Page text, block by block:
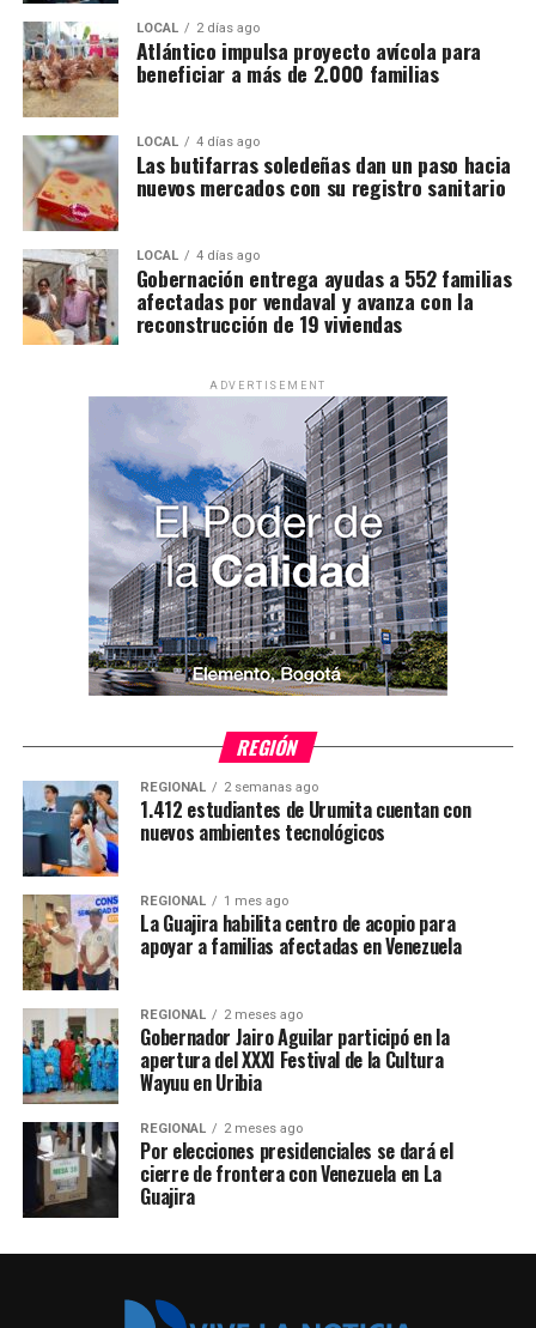
LOCAL 2 días ago
Atlántico impulsa proyecto avícola para
beneficiar a más de 2.000 familias
LOCAL 4 días ago
Las butifarras soledeñas dan un paso hacia
nuevos mercados con su registro sanitario
LOCAL 4 días ago
Gobernación entrega ayudas a 552 familias
afectadas por vendaval y avanza con la
reconstrucción de 19 viviendas
ADVERTISEMENT
REGIÓN
REGIONAL 2 semanas ago
1.412 estudiantes de Urumita cuentan con
nuevos ambientes tecnológicos
REGIONAL 1 mes ago
La Guajira habilita centro de acopio para
apoyar a familias afectadas en Venezuela
REGIONAL 2 meses ago
Gobernador Jairo Aguilar participó en la
apertura del XXXI Festival de la Cultura
Wayuu en Uribia
REGIONAL 2 meses ago
Por elecciones presidenciales se dará el
cierre de frontera con Venezuela en La
Guajira